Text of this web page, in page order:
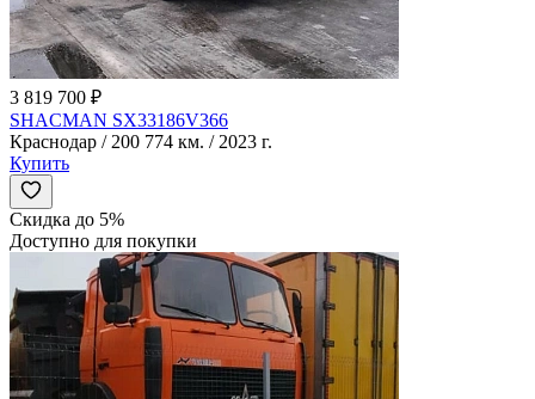
3 819 700 ₽
SHACMAN SX33186V366
Краснодар / 200 774 км. / 2023 г.
Купить
Скидка до 5%
Доступно для покупки